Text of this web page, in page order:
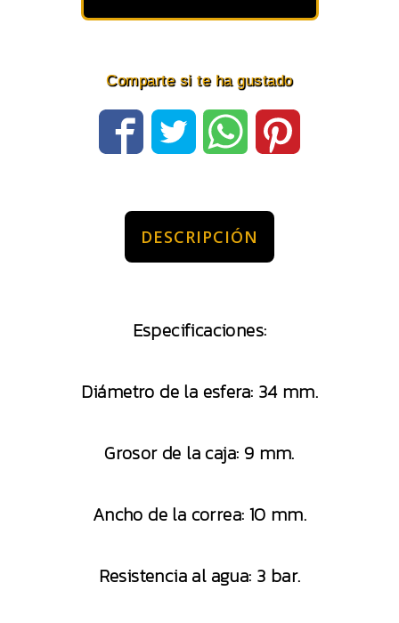
Comparte si te ha gustado
DESCRIPCIÓN
Especificaciones:
Diámetro de la esfera: 34 mm.
Grosor de la caja: 9 mm.
Ancho de la correa: 10 mm.
Resistencia al agua: 3 bar.